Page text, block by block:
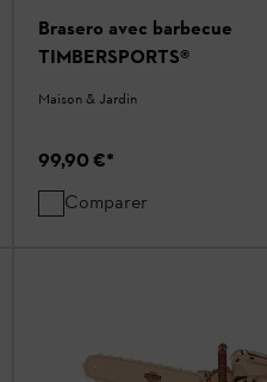
Brasero avec barbecue
TIMBERSPORTS®
Maison & Jardin
99,90 €*
Comparer